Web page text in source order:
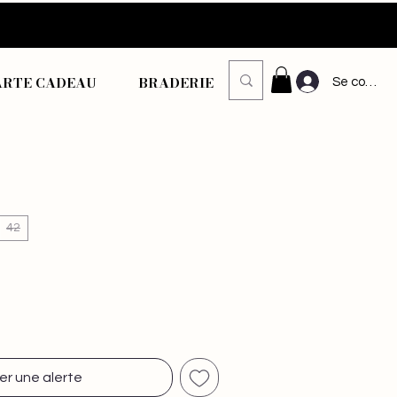
42
une alerte
CADEAU BRADERIE Se